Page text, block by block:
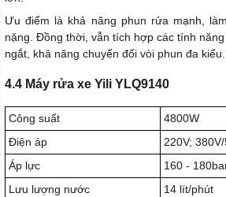
Ưu điểm là khả năng phun rửa mạnh,
nặng. Đồng thời, vẫn tích hợp các tính
ngắt, khả năng chuyển đổi vòi phun đa kiểu.
4.4 Máy rửa xe Yili YLQ9140
Công suất
4800W
Điện áp
220V;
Áp lực
160 -
Lưu lượng nước
14 lít/phút